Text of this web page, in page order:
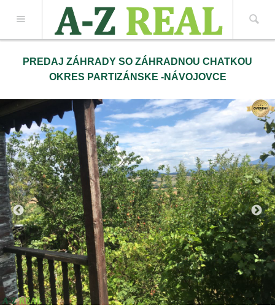
Z REAL spol. s r.o.
PREDAJ ZÁHRADY SO ZÁHRADNOU CHATKOU
OKRES PARTIZÁNSKE -NÁVOJOVCE